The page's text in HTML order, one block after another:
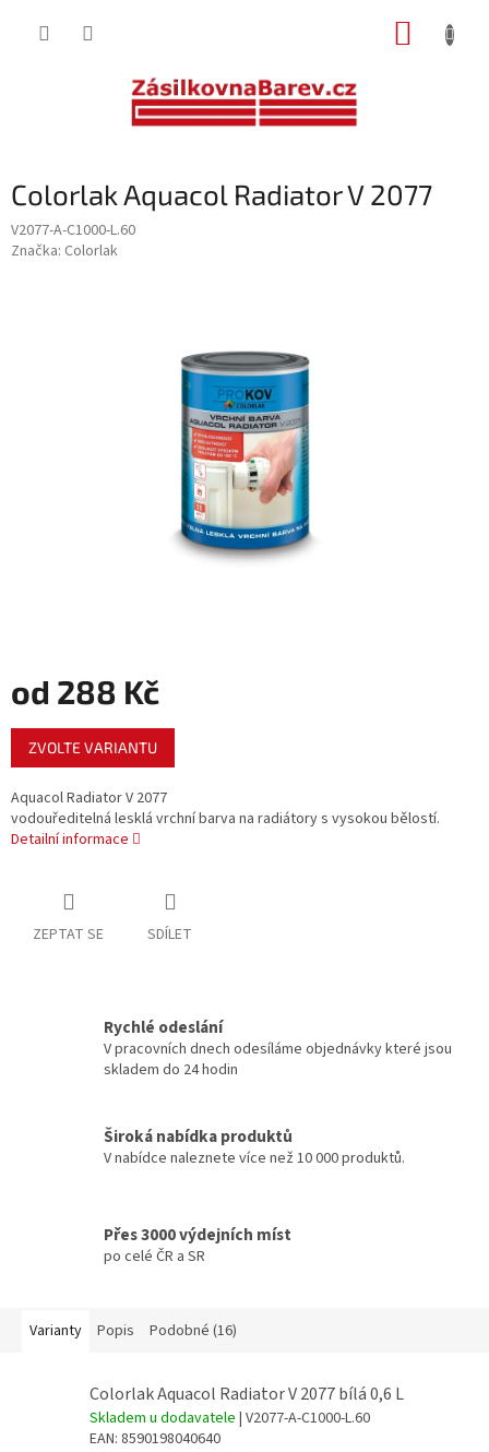
Colorlak Aquacol Radiator V 2077
V2077-A-C1000-L.60
Značka: Colorlak
od 288 Kč
Měrná
cena:
ZVOLTE VARIANTU
Aquacol Radiator V 2077
vodouředitelná lesklá vrchní barva na radiátory s vysokou bělostí.
Detailní informace
ZEPTAT SE SDÍLET
Rychlé odeslání
V pracovních dnech odesíláme objednávky které jsou
skladem do 24 hodin
Široká nabídka produktů
V nabídce naleznete více než 10 000 produktů.
Přes 3000 výdejních míst
po celé ČR a SR
Varianty Popis Podobné (16)
Colorlak Aquacol Radiator V 2077 bílá 0,6 L
Skladem u dodavatele | V2077-A-C1000-L.60
EAN: 8590198040640